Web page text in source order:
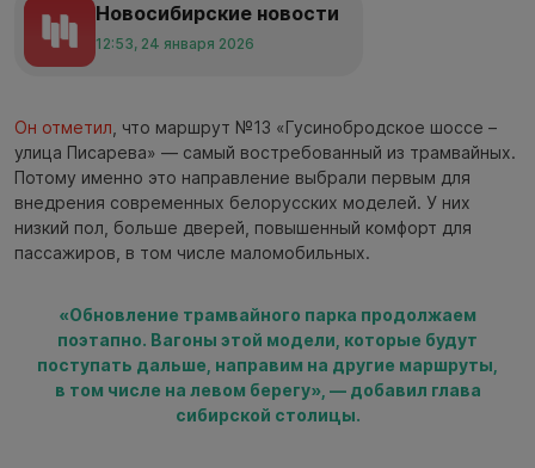
Новосибирские новости
12:53, 24 января 2026
Он отметил , что маршрут №13 «Гусинобродское шоссе –
улица Писарева» — самый востребованный из трамвайных.
Потому именно это направление выбрали первым для
внедрения современных белорусских моделей. У них
низкий пол, больше дверей, повышенный комфорт для
пассажиров, в том числе маломобильных.
«Обновление трамвайного парка продолжаем
поэтапно. Вагоны этой модели, которые будут
поступать дальше, направим на другие маршруты,
в том числе на левом берегу», — добавил глава
сибирской столицы.